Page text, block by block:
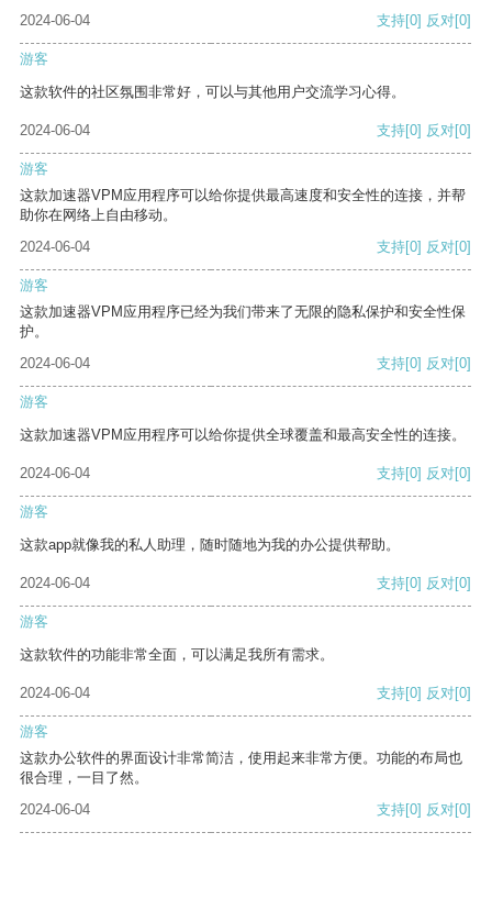
2024-06-04 支持[0] 反对[0]
游客
这款软件的社区氛围非常好，可以与其他用户交流学习心得。
2024-06-04 支持[0] 反对[0]
游客
这款加速器VPM应用程序可以给你提供最高速度和安全性的连接，并帮
助你在网络上自由移动。
2024-06-04
支持[0] 反对[0]
游客
这款加速器VPM应用程序已经为我们带来了无限的隐私保护和安全性保
护。
2024-06-04
支持[0] 反对[0]
游客
这款加速器VPM应用程序可以给你提供全球覆盖和最高安全性的连接。
2024-06-04 支持[0] 反对[0]
游客
这款app就像我的私人助理，随时随地为我的办公提供帮助。
2024-06-04 支持[0] 反对[0]
游客
这款软件的功能非常全面，可以满足我所有需求。
2024-06-04 支持[0] 反对[0]
游客
这款办公软件的界面设计非常简洁，使用起来非常方便。功能的布局也
很合理，一目了然。
2024-06-04
支持[0] 反对[0]